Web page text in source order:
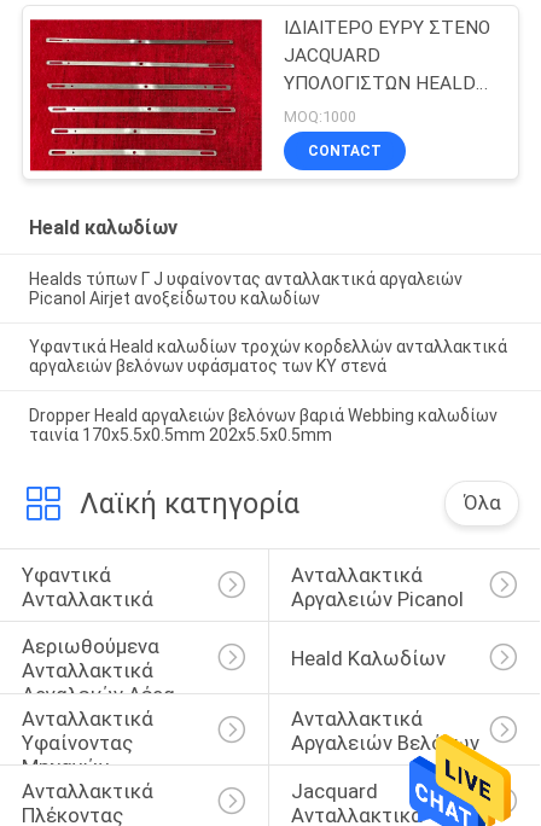
ΙΔΙΑΙΤΕΡΟ ΕΥΡΥ ΣΤΕΝΟ
JACQUARD
ΥΠΟΛΟΓΙΣΤΩΝ HEALD
ΣΕΙΡΑΣ ΑΡΓΑΛΕΙΩΝ
HEALD ΤΑΙΝΙΩΝ
ΚΑΛΩΔΙΩΝ ΠΟΥ ΓΙΝΕΤΑΙ
ΚΙΝΑΣ
MOQ:1000
CONTACT
Heald καλωδίων
Healds τύπων Γ J υφαίνοντας ανταλλακτικά αργαλειών
Picanol Airjet ανοξείδωτου καλωδίων
Υφαντικά Heald καλωδίων τροχών κορδελλών ανταλλακτικά
αργαλειών βελόνων υφάσματος των KY στενά
Dropper Heald αργαλειών βελόνων βαριά Webbing καλωδίων
ταινία 170x5.5x0.5mm 202x5.5x0.5mm
Λαϊκή κατηγορία Όλα
Υφαντικά
Ανταλλακτικά
Ανταλλακτικά
Αργαλειών Picanol
Αεριωθούμενα
Ανταλλακτικά
Αργαλειών Αέρα
Heald Καλωδίων
Ανταλλακτικά
Υφαίνοντας
Μηχανών
Ανταλλακτικά
Αργαλειών Βελόνων
Ανταλλακτικά
Πλέκοντας
Jacquard
Ανταλλακτικά